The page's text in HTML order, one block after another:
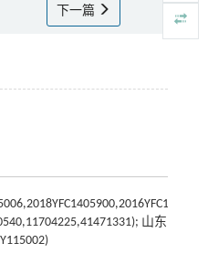
下一篇
山东